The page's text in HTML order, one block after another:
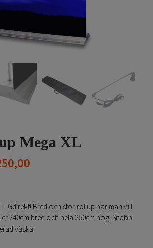
Mega XL
– Gdirekt! Bred och stor rollup när man vill
240cm bred och hela 250cm hög. Snabb
väska!